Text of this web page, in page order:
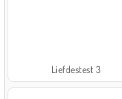
Liefdestest 3